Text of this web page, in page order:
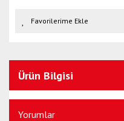
Ürün Bilgisi
Yorumlar